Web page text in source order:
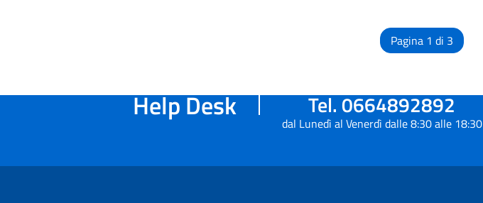
Pagina 1 di 3
Help Desk Tel. 0664892892
dal Lunedì al Venerdì dalle 8:30 alle 18:30